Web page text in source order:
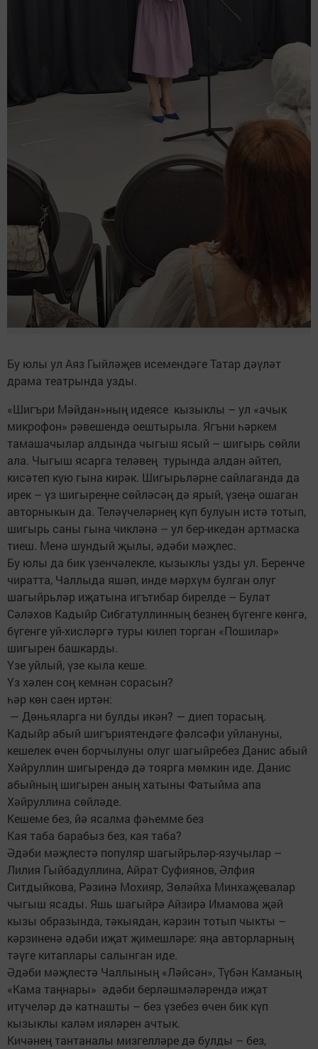
Бу юлы ул Аяз Гыйләҗев исемендәге Татар дәүләт
драма театрында узды.
«Шигъри Мәйдан»ның идеясе кызыклы – ул «ачык
микрофон» рәвешендә оештырыла. Ягъни һәркем
тамашачылар алдында чыгыш ясый – шигырь сөйли
ала. Чыгыш ясарга теләвең турында алдан әйтеп,
кисәтеп кую гына кирәк. Шигырьләрне сайлаганда да
ирек – үз шигыреңне сөйләсәң дә ярый, үзеңә ошаган
авторныкын да. Теләүчеләрнең күп булуын истә тотып,
шигырь саны гына чикләнә – ул бер-икедән артмаска
тиеш. Менә шундый җылы, әдәби мәҗлес.
Бу юлы да бик үзенчәлекле, кызыклы узды ул. Беренче
чиратта, Чаллыда яшәп, инде мәрхүм булган олуг
шагыйрьләр иҗатына игътибар бирелде – Булат
Сәләхов Кадыйр Сибгатуллинның безнең бүгенге көнгә,
бүгенге уй-хисләргә туры килеп торган «Пошилар»
шигырен башкарды.
Үзе уйлый, үзе кыла кеше.
Үз хәлен соң кемнән сорасын?
һәр көн саен иртән:
— Дөньяларга ни булды икән? — диеп торасың.
Кадыйр абый шигъриятендәге фәлсәфи уйлануны,
кешелек өчен борчылуны олуг шагыйребез Данис абый
Хәйруллин шигырендә дә тоярга мөмкин иде. Данис
абыйның шигырен аның хатыны Фатыйма апа
Хәйруллина сөйләде.
Кешеме без, йә ясалма фәһемме без
Кая таба барабыз без, кая таба?
Әдәби мәҗлестә популяр шагыйрьләр-язучылар –
Лилия Гыйбадуллина, Айрат Суфиянов, Әлфия
Ситдыйкова, Рәзинә Мохияр, Зөләйха Минхаҗевалар
чыгыш ясады. Яшь шагыйрә Айзирә Имамова җәй
кызы образында, тәкыядан, кәрзин тотып чыкты –
кәрзиненә әдәби иҗат җимешләре: яңа авторларның
тәүге китаплары салынган иде.
Әдәби мәҗлестә Чаллының «Ләйсән», Түбән Каманың
«Кама таңнары» әдәби берләшмәләрендә иҗат
итүчеләр дә катнашты – без үзебез өчен бик күп
кызыклы каләм ияләрен ачтык.
Кичәнең тантаналы мизгелләре дә булды – без,